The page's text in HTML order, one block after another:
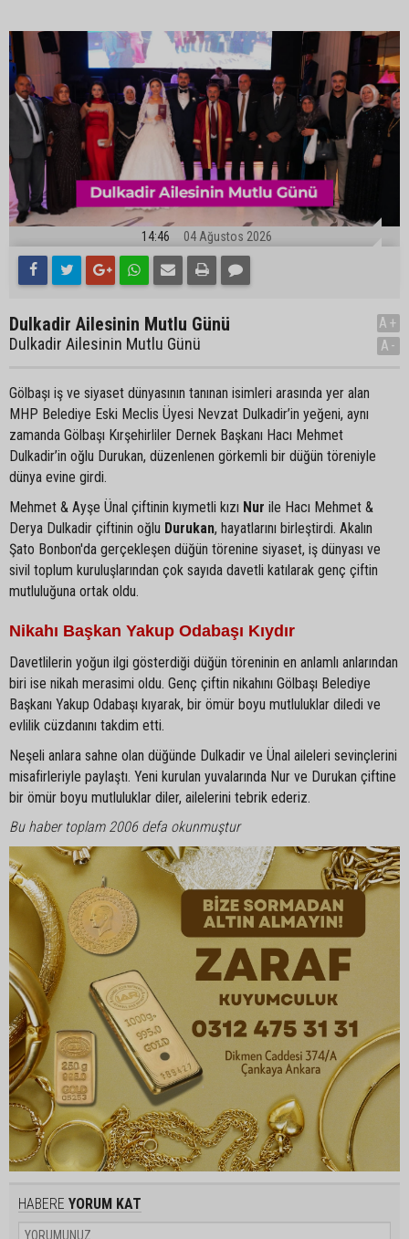
14:46 04 Ağustos 2026
Dulkadir Ailesinin Mutlu Günü
Dulkadir Ailesinin Mutlu Günü
A+
A-
Gölbaşı iş ve siyaset dünyasının tanınan isimleri arasında yer alan
MHP Belediye Eski Meclis Üyesi Nevzat Dulkadir’in yeğeni, aynı
zamanda Gölbaşı Kırşehirliler Dernek Başkanı Hacı Mehmet
Dulkadir’in oğlu Durukan, düzenlenen görkemli bir düğün töreniyle
dünya evine girdi.
Mehmet & Ayşe Ünal çiftinin kıymetli kızı Nur ile Hacı Mehmet &
Derya Dulkadir çiftinin oğlu Durukan, hayatlarını birleştirdi. Akalın
Şato Bonbon'da gerçekleşen düğün törenine siyaset, iş dünyası ve
sivil toplum kuruluşlarından çok sayıda davetli katılarak genç çiftin
mutluluğuna ortak oldu.
Nikahı Başkan Yakup Odabaşı Kıydır
Davetlilerin yoğun ilgi gösterdiği düğün töreninin en anlamlı anlarından
biri ise nikah merasimi oldu. Genç çiftin nikahını Gölbaşı Belediye
Başkanı Yakup Odabaşı kıyarak, bir ömür boyu mutluluklar diledi ve
evlilik cüzdanını takdim etti.
Neşeli anlara sahne olan düğünde Dulkadir ve Ünal aileleri sevinçlerini
misafirleriyle paylaştı. Yeni kurulan yuvalarında Nur ve Durukan çiftine
bir ömür boyu mutluluklar diler, ailelerini tebrik ederiz.
Bu haber toplam 2006 defa okunmuştur
HABERE YORUM KAT